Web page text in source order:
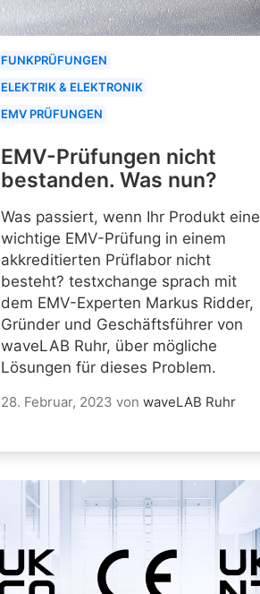
FUNKPRÜFUNGEN
ELEKTRIK & ELEKTRONIK
EMV PRÜFUNGEN
EMV-Prüfungen nicht
bestanden. Was nun?
Was passiert, wenn Ihr Produkt eine
wichtige EMV-Prüfung in einem
akkreditierten Prüflabor nicht
besteht? testxchange sprach mit
dem EMV-Experten Markus Ridder,
Gründer und Geschäftsführer von
waveLAB Ruhr, über mögliche
Lösungen für dieses Problem.
28. Februar, 2023 von waveLAB Ruhr